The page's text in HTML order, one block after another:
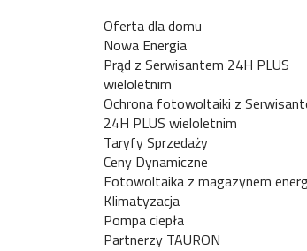
Oferta dla domu
Nowa Energia
Prąd z Serwisantem 24H PLUS
wieloletnim
Ochrona fotowoltaiki z
24H PLUS wieloletnim
Taryfy Sprzedaży
Ceny Dynamiczne
Fotowoltaika z magazynem
Klimatyzacja
Pompa ciepła
Partnerzy TAURON